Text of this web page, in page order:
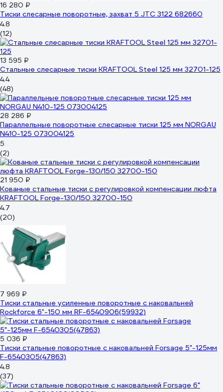
16 280 ₽
Тиски слесарные поворотные, захват 5 JTC 3122 682660
4.8
(12)
13 595 ₽
Стальные слесарные тиски KRAFTOOL Steel 125 мм 32701-125
4.4
(48)
28 286 ₽
Параллельные поворотные слесарные тиски 125 мм NORGAU
N410-125 073004125
5
(2)
21 950 ₽
Кованые стальные тиски с регулировкой компенсации люфта
KRAFTOOL Forge-130/150 32700-150
4.7
(20)
7 969 ₽
Тиски стальные усиленные поворотные с наковальней
Rockforce 6"-150 мм RF-6540906(59932)
5 036 ₽
Тиски стальные поворотные с наковальней Forsage 5"-125мм
F-6540305(47863)
4.8
(37)